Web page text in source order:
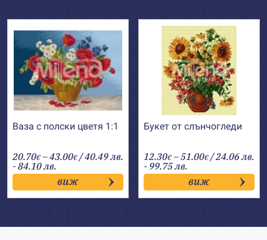
Ваза с полски цветя 1:1
20.70€ –43.00€Price
range:
20.70€
through
43.00€
/ 40.49 лв.
- 84.10 лв.
виж
Букет от слънчогледи
12.30€ –51.00€Price
range:
12.30€
through
51.00€
/ 24.06 лв.
- 99.75 лв.
виж